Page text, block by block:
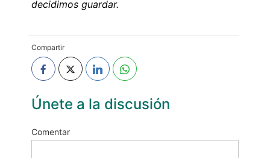
decidimos guardar.
Compartir
Únete a la discusión
Comentar